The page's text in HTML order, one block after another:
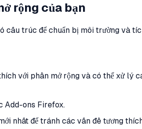
rộng của bạn
cấu trúc để chuẩn bị môi trường và
với phần mở rộng và có thể xử lý
Add-ons Firefox.
nhất để tránh các vấn đề tương